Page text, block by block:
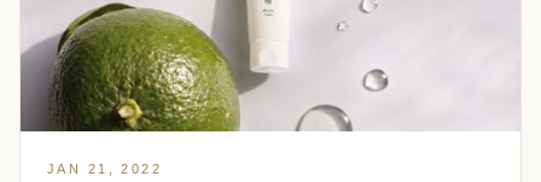
JAN 21, 2022